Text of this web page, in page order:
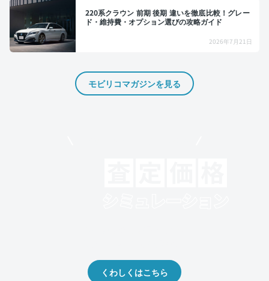
220系クラウン 前期 後期 違いを徹底比較！グレー
ド・維持費・オプション選びの攻略ガイド
2026年7月21日
モビリコマガジンを見る
くわしくはこちら